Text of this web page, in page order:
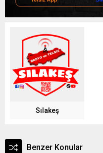
Sılakeş
Benzer Konular